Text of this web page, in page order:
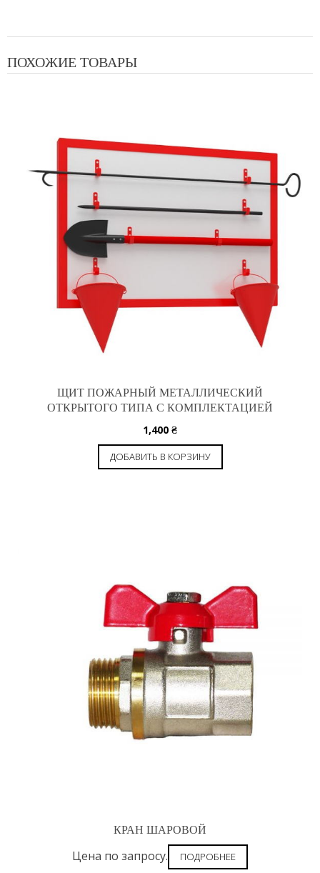
ПОХОЖИЕ ТОВАРЫ
ЩИТ ПОЖАРНЫЙ МЕТАЛЛИЧЕСКИЙ
ОТКРЫТОГО ТИПА С КОМПЛЕКТАЦИЕЙ
1,400 ₴
ДОБАВИТЬ В КОРЗИНУ
КРАН ШАРОВОЙ
Цена по запросу. ПОДРОБНЕЕ